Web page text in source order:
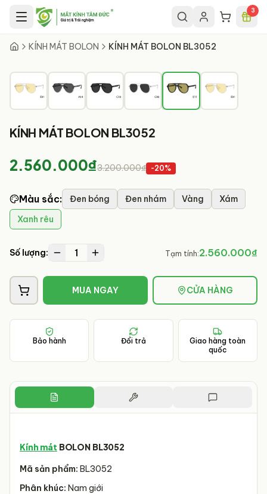
Chuyển đến nội dung chính 3
KÍNH MÁT BOLON KÍNH MÁT BOLON BL3052
KÍNH MÁT BOLON BL3052
2.560.000₫3.200.000₫ -20%
Màu sắc: Đen bóng Đen nhám Vàng
Xám
Xanh rêu
Số lượng: 1 Tạm tính:2.560.000₫
MUA NGAY CỬA HÀNG
Bảo hành Đổi trả
Giao hàng toàn
quốc
Kính mát BOLON BL3052
Mã sản phẩm: BL3052
Phân khúc: Nam giới